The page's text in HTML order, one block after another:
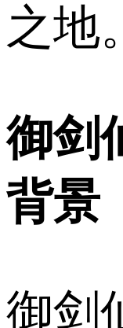
之地。
御剑
背景
御剑